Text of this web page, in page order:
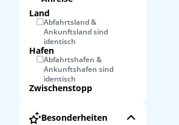
Land
Abfahrtsland &
Ankunftsland sind
identisch
Hafen
Abfahrtshafen &
Ankunftshafen sind
identisch
Zwischenstopp
Besonderheiten